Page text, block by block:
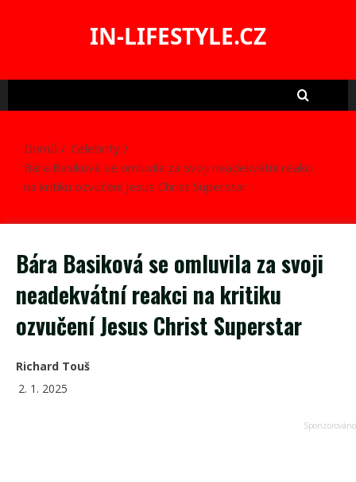
IN-LIFESTYLE.CZ
Domů
Celebrity
Bára Basiková se omluvila za svoji neadekvátní reakci
na kritiku ozvučení Jesus Christ Superstar
Bára Basiková se omluvila za svoji
neadekvátní reakci na kritiku
ozvučení Jesus Christ Superstar
Richard Touš
2. 1. 2025